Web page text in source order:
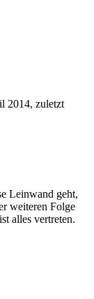
2014, zuletzt
Leinwand geht,
weiteren Folge
alles vertreten.